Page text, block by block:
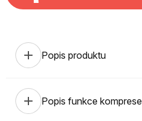
add Popis produktu
add Popis funkce komprese